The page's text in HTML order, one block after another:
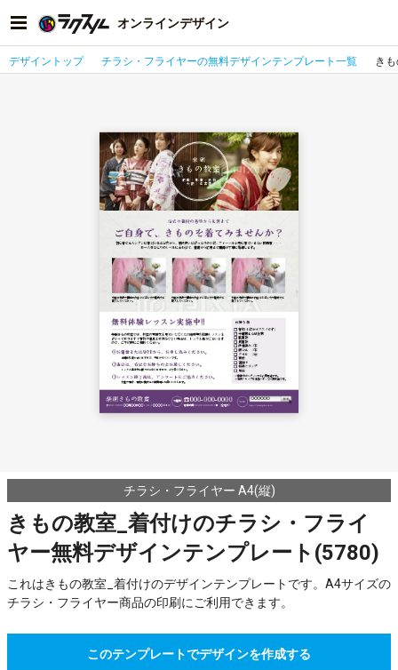
オンラインデザイン
デザイントップ チラシ・フライヤーの無料デザインテンプレート一覧 き
チラシ・フライヤー A4(縦)
きもの教室_着付けのチラシ・フライ
ヤー無料デザインテンプレート(5780)
これはきもの教室_着付けのデザインテンプレートです。A4サイズの
チラシ・フライヤー商品の印刷にご利用できます。
このテンプレートでデザインを作成する